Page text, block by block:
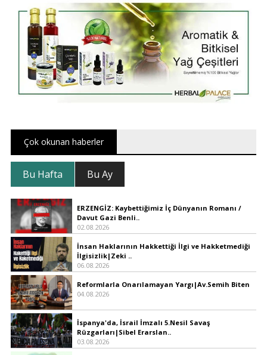
Çok okunan haberler
Bu Hafta Bu Ay
ERZENGİZ: Kaybettiğimiz İç Dünyanın Romanı /
Davut Gazi Benli..
02.08.2026
İnsan Haklarının Hakkettiği İlgi ve Hakketmediği
İlgisizlik|Zeki ..
06.08.2026
Reformlarla Onarılamayan Yargı|Av.Semih Biten
04.08.2026
İspanya'da, İsrail İmzalı 5.Nesil Savaş
Rüzgarları|Sibel Erarslan..
03.08.2026